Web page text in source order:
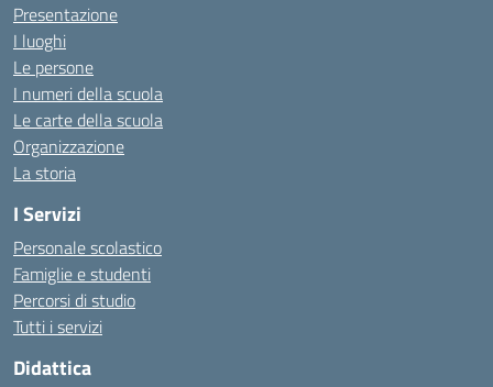
Presentazione
I luoghi
Le persone
I numeri della scuola
Le carte della scuola
Organizzazione
La storia
I Servizi
Personale scolastico
Famiglie e studenti
Percorsi di studio
Tutti i servizi
Didattica